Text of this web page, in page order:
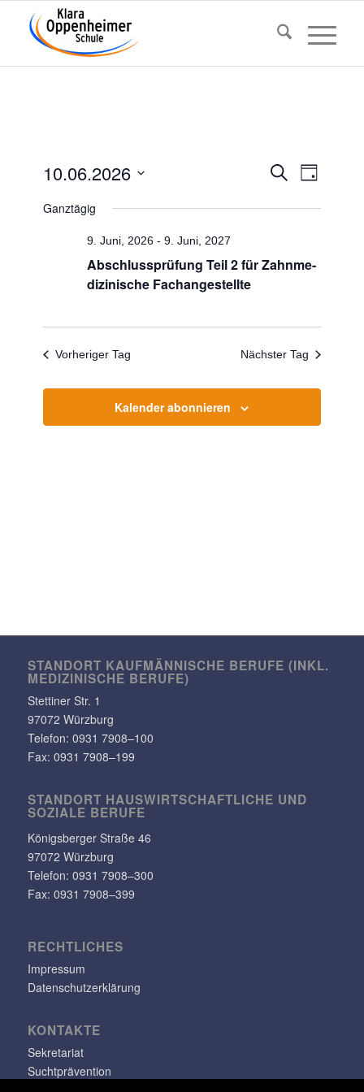
SucheTag
10.06.2026
wählen.
Ganztägig
9. Juni, 2026 -9. Juni, 2027
Abschluss­prü­fung Teil 2 für Zahn­me­
di­zi­ni­sche Fachangestellte
Vorheriger Tag Nächster Tag
Kalender abonnieren
STANDORT KAUF­MÄN­NI­SCHE BERUFE (INKL.
MEDI­ZI­NI­SCHE BERUFE)
Stet­tiner Str. 1
97072 Würzburg
Telefon: 0931 7908–100
Fax: 0931 7908–199
STANDORT HAUS­WIRT­SCHAFT­LICHE UND
SOZIALE BERUFE
Königs­berger Straße 46
97072 Würzburg
Telefon: 0931 7908–300
Fax: 0931 7908–399
RECHT­LI­CHES
Impressum
Datenschutzerklärung
KONTAKTE
Sekretariat
Suchtprävention